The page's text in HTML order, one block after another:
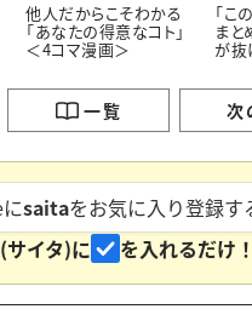
他人だからこそわかる
「あなたの得意なコト」
＜4コマ漫画＞
「こ
まと
が抜
漫画
一覧 次
saitaをお気に入り登録す
イタ)に
を入れるだけ！